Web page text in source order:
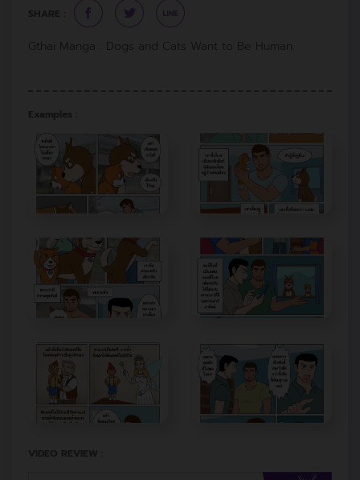
SHARE :
Gthai Manga : Dogs and Cats Want to Be Human
Examples :
VIDEO REVIEW :